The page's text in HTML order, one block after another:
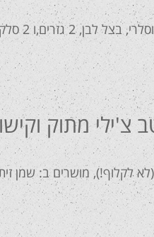
מעבירים
מתוק
לאורך (לא לקלוף!), מושרים